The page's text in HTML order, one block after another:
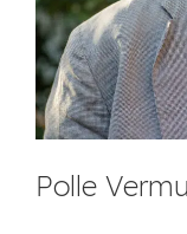
Polle